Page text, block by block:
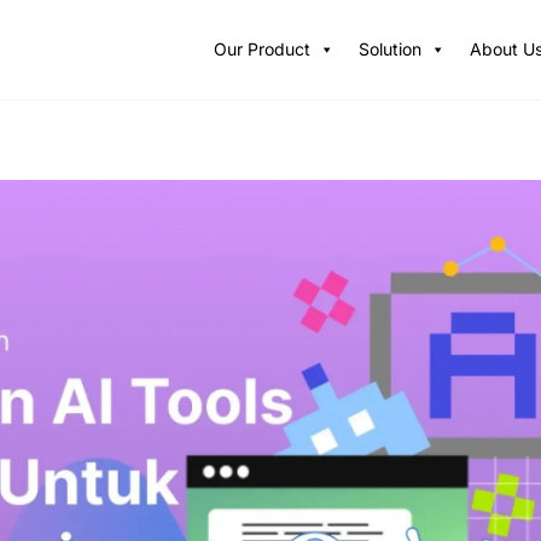
Our Product
Solution About